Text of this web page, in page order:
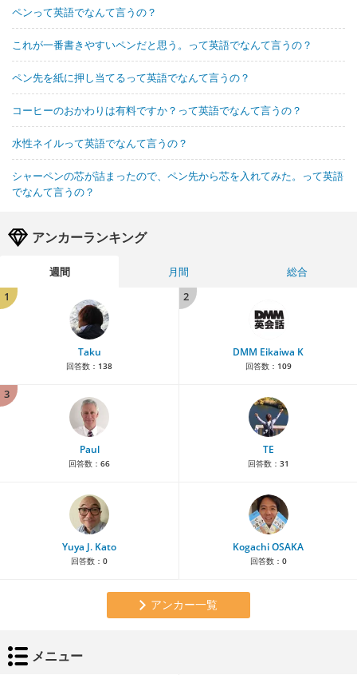
ペンって英語でなんて言うの？
これが一番書きやすいペンだと思う。って英語でなんて言うの？
ペン先を紙に押し当てるって英語でなんて言うの？
コーヒーのおかわりは有料ですか？って英語でなんて言うの？
水性ネイルって英語でなんて言うの？
シャーペンの芯が詰まったので、ペン先から芯を入れてみた。って英語
でなんて言うの？
アンカーランキング
週間 月間
総合
1
Taku
回答数： 138
2
DMM Eikaiwa K
回答数： 109
3
Paul
回答数： 66
TE
回答数： 31
Yuya J. Kato
回答数： 0
Kogachi OSAKA
回答数： 0
アンカー一覧
メニュー